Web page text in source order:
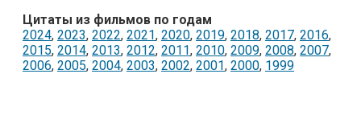
Цитаты из фильмов по годам
2024, 2023, 2022, 2021, 2020, 2019, 2018, 2017, 2016,
2015, 2014, 2013, 2012, 2011, 2010, 2009, 2008, 2007,
2006, 2005, 2004, 2003, 2002, 2001, 2000, 1999